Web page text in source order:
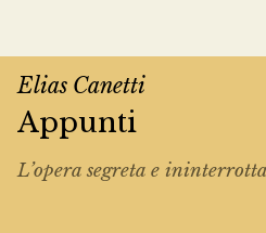
Elias Canetti
Appunti
L’opera segreta e